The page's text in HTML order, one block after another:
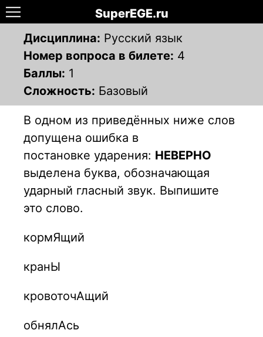
SuperEGE.ru
Дисциплина: Русский язык
Номер вопроса в билете: 4
Баллы: 1
Сложность: Базовый
В одном из приведённых ниже слов
допущена ошибка в
постановке ударения: НЕВЕРНО
выделена буква, обозначающая
ударный гласный звук. Выпишите
это слово.
кормЯщий
кранЫ
кровоточАщий
обнялАсь